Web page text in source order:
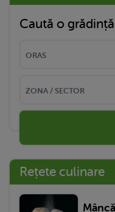
Caută o
Rețete culinare